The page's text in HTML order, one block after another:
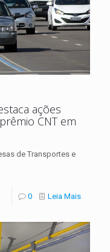
ações
CNT em
de Transportes e
0 Leia Mais